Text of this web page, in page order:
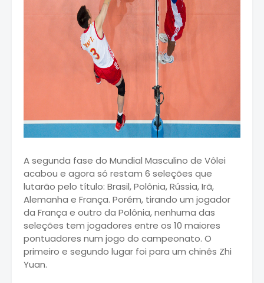
A segunda fase do Mundial Masculino de Vôlei
acabou e agora só restam 6 seleções que
lutarão pelo título: Brasil, Polônia, Rússia, Irã,
Alemanha e França. Porém, tirando um jogador
da França e outro da Polônia, nenhuma das
seleções tem jogadores entre os 10 maiores
pontuadores num jogo do campeonato. O
primeiro e segundo lugar foi para um chinês Zhi
Yuan.